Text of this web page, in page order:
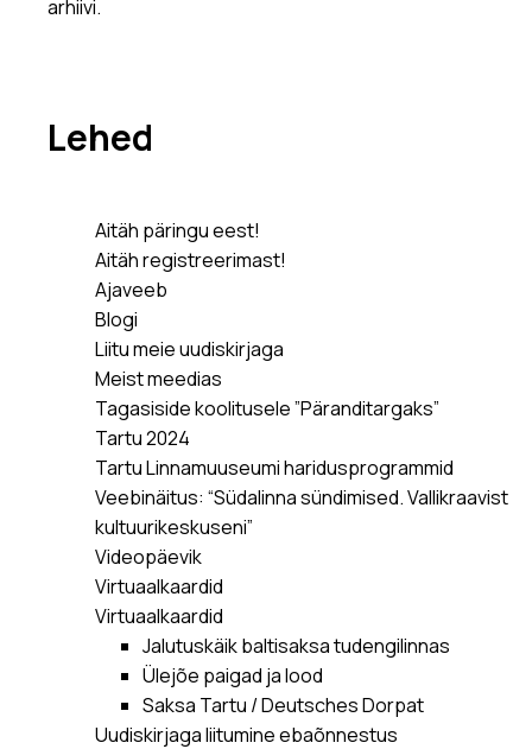
arhiivi.
Lehed
Aitäh päringu eest!
Aitäh registreerimast!
Ajaveeb
Blogi
Liitu meie uudiskirjaga
Meist meedias
Tagasiside koolitusele ”Päranditargaks”
Tartu 2024
Tartu Linnamuuseumi haridusprogrammid
Veebinäitus: “Südalinna sündimised. Vallikraavist
kultuurikeskuseni”
Videopäevik
Virtuaalkaardid
Virtuaalkaardid
Jalutuskäik baltisaksa tudengilinnas
Ülejõe paigad ja lood
Saksa Tartu / Deutsches Dorpat
Uudiskirjaga liitumine ebaõnnestus